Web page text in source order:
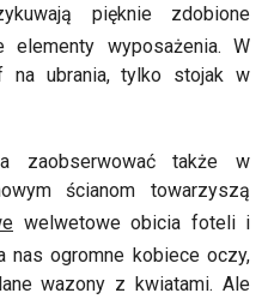
pięknie zdobione
elementy wyposażenia. W
na ubrania, tylko stojak w
zaobserwować także w
ścianom towarzyszą
welwetowe obicia foteli i
nas ogromne kobiece oczy,
wazony z kwiatami. Ale